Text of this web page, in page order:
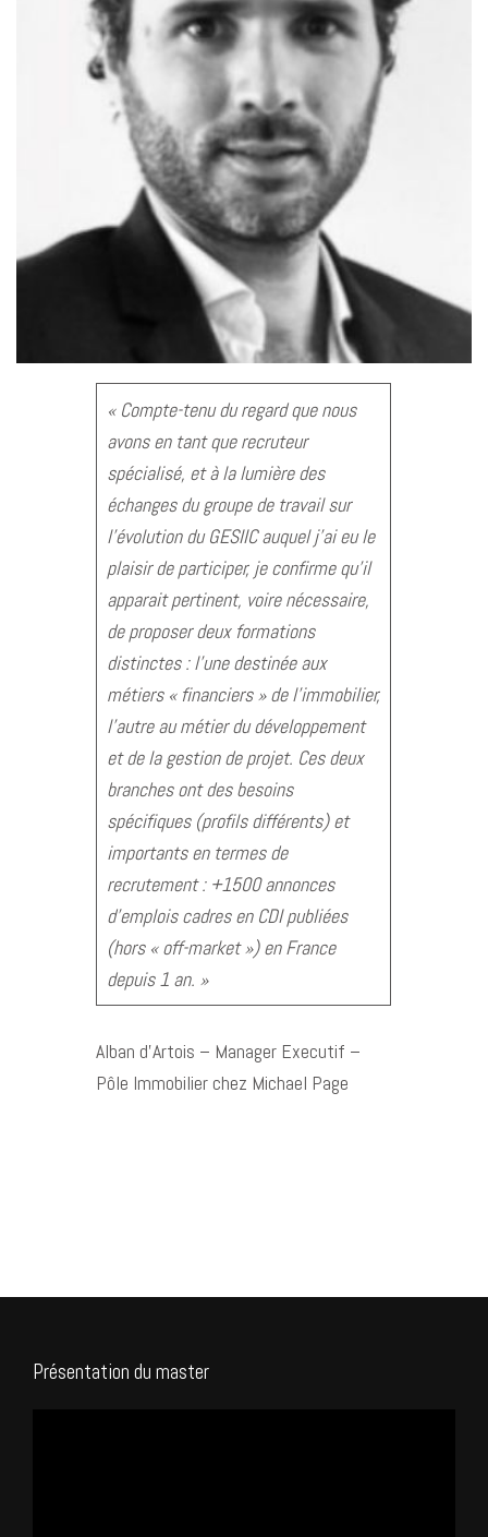
« Compte-tenu du regard que nous
avons en tant que recruteur
spécialisé, et à la lumière des
échanges du groupe de travail sur
l’évolution du GESIIC auquel j’ai eu le
plaisir de participer, je confirme qu’il
apparait pertinent, voire nécessaire,
de proposer deux formations
distinctes : l’une destinée aux
métiers « financiers » de l’immobilier,
l’autre au métier du développement
et de la gestion de projet. Ces deux
branches ont des besoins
spécifiques (profils différents) et
importants en termes de
recrutement : +1500 annonces
d’emplois cadres en CDI publiées
(hors « off-market ») en France
depuis 1 an. »
Alban d’Artois – Manager Executif –
Pôle Immobilier chez Michael Page
Présentation du master